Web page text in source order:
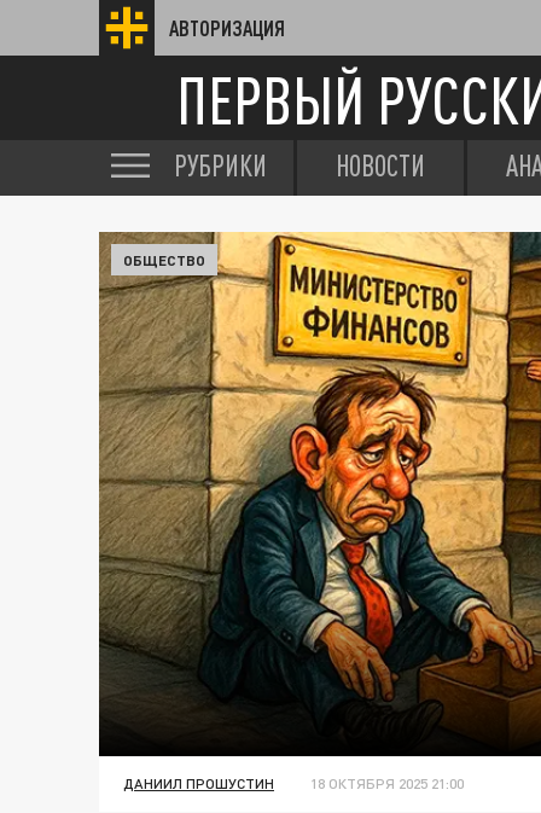
АВТОРИЗАЦИЯ
ПЕРВЫЙ
РУБРИКИ НОВОСТИ
ОБЩЕСТВО
ДАНИИЛ ПРОШУСТИН 18 ОКТЯБРЯ 2025 21:00